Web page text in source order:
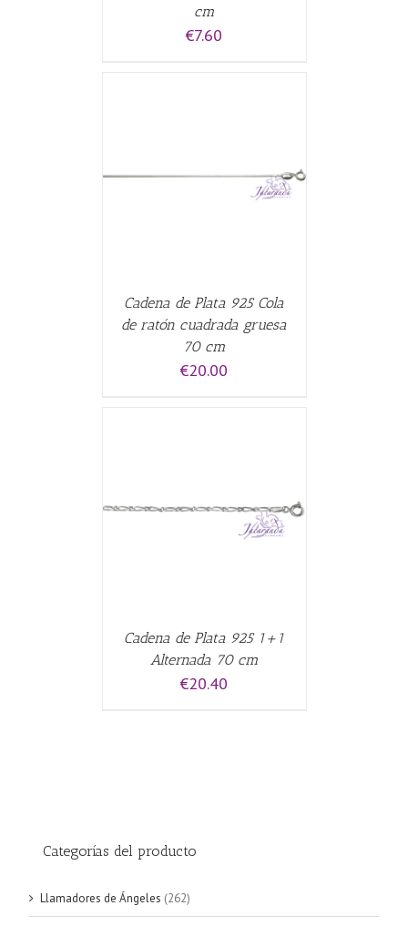
cm
€7.60
Cadena de Plata 925 Cola
de ratón cuadrada gruesa
70 cm
€20.00
Cadena de Plata 925 1+1
Alternada 70 cm
€20.40
Categorías del producto
Llamadores de Ángeles (262)